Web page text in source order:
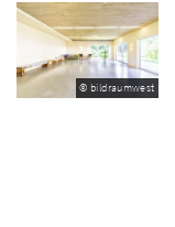
© bildraumwest